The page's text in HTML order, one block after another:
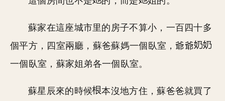
蘇家在這座城市里的房子不算小，一百四十多
個平方，四室兩廳，蘇爸蘇媽一個臥室，爺爺
一個臥室，蘇家姐弟各一個臥室。
蘇星辰來的時候
本沒地方住，蘇爸爸就買了